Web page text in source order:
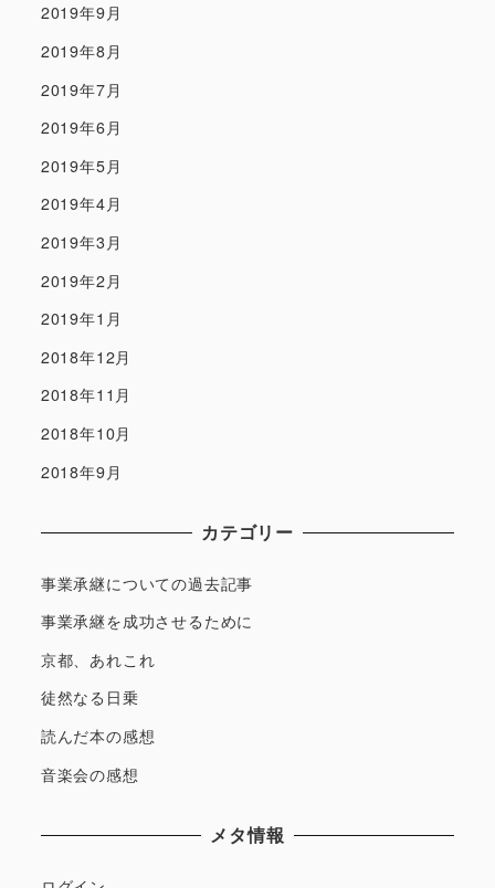
2019年9月
2019年8月
2019年7月
2019年6月
2019年5月
2019年4月
2019年3月
2019年2月
2019年1月
2018年12月
2018年11月
2018年10月
2018年9月
カテゴリー
事業承継についての過去記事
事業承継を成功させるために
京都、あれこれ
徒然なる日乗
読んだ本の感想
音楽会の感想
メタ情報